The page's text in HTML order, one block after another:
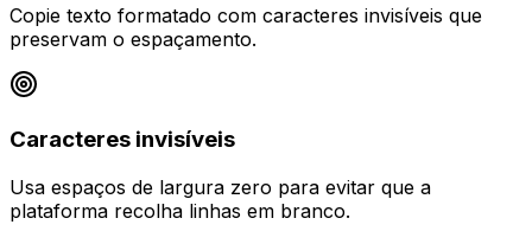
Copie texto formatado com caracteres invisíveis que
preservam o espaçamento.
Caracteres invisíveis
Usa espaços de largura zero para evitar que a
plataforma recolha linhas em branco.